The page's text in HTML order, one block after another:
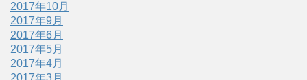
2017年10月
2017年9月
2017年6月
2017年5月
2017年4月
2017年3月